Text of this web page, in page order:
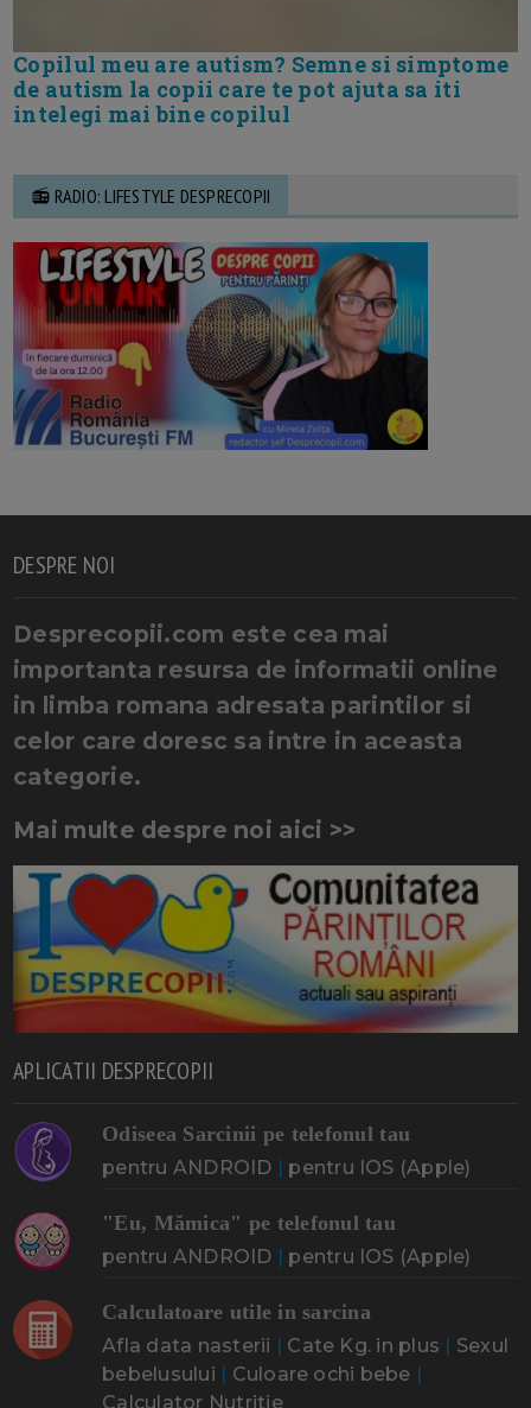
Copilul meu are autism? Semne si simptome
de autism la copii care te pot ajuta sa iti
intelegi mai bine copilul
📻 RADIO: LIFESTYLE DESPRECOPII
DESPRE NOI
Desprecopii.com este cea mai
importanta resursa de informatii online
in limba romana adresata parintilor si
celor care doresc sa intre in aceasta
categorie.
Mai multe despre noi aici >>
APLICATII DESPRECOPII
Odiseea Sarcinii pe telefonul tau
pentru ANDROID pentru IOS (Apple)
"Eu, Mămica" pe telefonul tau
pentru ANDROID pentru IOS (Apple)
Calculatoare utile in sarcina
Afla data nasterii Cate Kg. in plus
Sexul
bebelusului
Culoare ochi bebe
Calculator Nutritie